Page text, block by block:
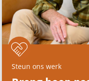
Steun ons werk